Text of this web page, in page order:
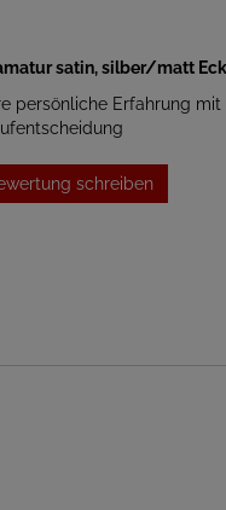
satin, silber/matt
persönliche Erfahrung
schreiben